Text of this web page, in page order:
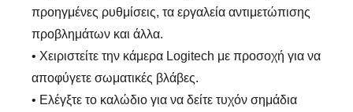
προηγμένες ρυθμίσεις, τα εργαλεία αντιμετώπισης
προβλημάτων και άλλα.
• Χειριστείτε την κάμερα Logitech με προσοχή για να
αποφύγετε σωματικές βλάβες.
• Ελέγξτε το καλώδιο για να δείτε τυχόν σημάδια